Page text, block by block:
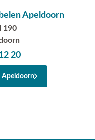
Apeldoorn
190
20
Apeldoorn